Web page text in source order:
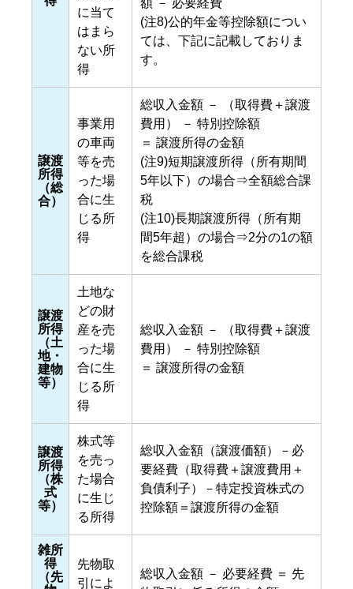
に当て
はまら
ない所
得
(注8)公的年金等控除額につい
ては、下記に記載しておりま
す。
譲渡
所得
（総
合）
事業用
の車両
等を売
った場
合に生
じる所
得
総収入金額 － （取得費＋譲渡
費用） － 特別控除額
＝ 譲渡所得の金額
(注9)短期譲渡所得（所有期間
5年以下）の場合⇒全額総合課
税
(注10)長期譲渡所得（所有期
間5年超）の場合⇒2分の1の額
を総合課税
譲渡
所得
（土
地・
建物
等）
土地な
どの財
産を売
った場
合に生
じる所
得
総収入金額 － （取得費＋譲渡
費用） － 特別控除額
＝ 譲渡所得の金額
譲渡
所得
（株
式
等）
株式等
を売っ
た場合
に生じ
る所得
総収入金額（譲渡価額）－必
要経費（取得費＋譲渡費用＋
負債利子）－特定投資株式の
控除額＝譲渡所得の金額
雑所
得
（先
先物取
引によ
総収入金額 － 必要経費 ＝ 先